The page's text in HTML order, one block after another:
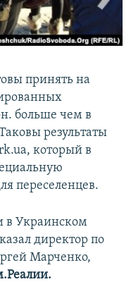
принять на
больше чем в
результаты
который в
переселенцев.
в Украинском
директор по
Марченко,